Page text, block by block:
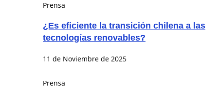
Prensa
¿Es eficiente la transición chilena a las
tecnologías renovables?
11 de Noviembre de 2025
Prensa